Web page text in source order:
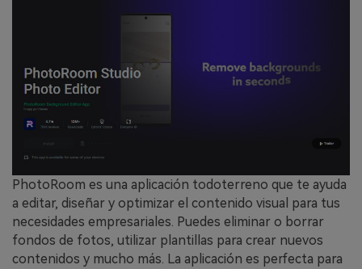
PhotoRoom es una aplicación todoterreno que te ayuda
a editar, diseñar y optimizar el contenido visual para tus
necesidades empresariales. Puedes eliminar o borrar
fondos de fotos, utilizar plantillas para crear nuevos
contenidos y mucho más. La aplicación es perfecta para